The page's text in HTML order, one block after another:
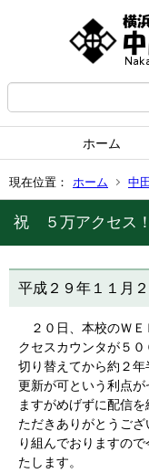
ホーム
現在位置： ホーム 中
祝 ５万アクセス！
平成２９年１１月
２０日、本校のＷＥ
クセスカウンタが５
切り替えてから約２
更新が可という利点
ますがめげずに配信
ただきありがとうご
り組んでおりますの
たします。